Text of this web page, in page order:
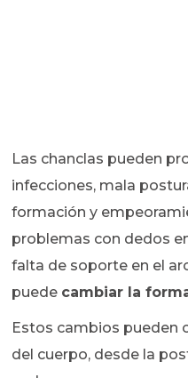
Las chanclas pueden
infecciones, mala
formación y
problemas con dedos
falta de soporte en el
puede cambiar la
Estos cambios pueden
del cuerpo, desde la